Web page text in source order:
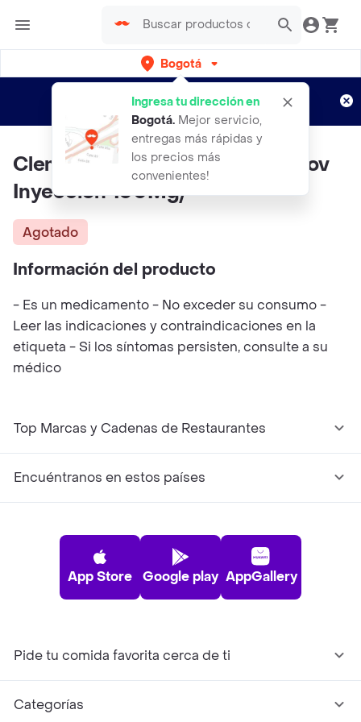
Bogotá
Ingresa tu dirección en
Bogotá. Mejor servicio,
entregas más rápidas y
los precios más
convenientes!
envíos gratis por semanas
Aplican TyC
Clemaskov ( Hidroxicina ) Blaskov
Inyeccion 100Mg/
Agotado
Información del producto
- Es un medicamento - No exceder su consumo -
Leer las indicaciones y contraindicaciones en la
etiqueta - Si los síntomas persisten, consulte a su
médico
Top Marcas y Cadenas de Restaurantes
Encuéntranos en estos países
App Store Google play AppGallery
Pide tu comida favorita cerca de ti
Categorías